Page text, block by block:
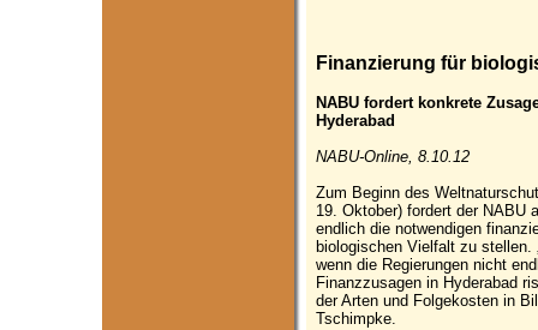
Finanzierung für
NABU fordert konkrete
Hyderabad
NABU-Online, 8.10.12
Zum Beginn des
19. Oktober) fordert der NABU
endlich die notwendigen
biologischen Vielfalt zu stellen.
wenn die Regierungen nicht
Finanzzusagen in Hyderabad
der Arten und Folgekosten in
Tschimpke.